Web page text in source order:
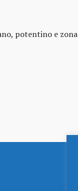
potentino e